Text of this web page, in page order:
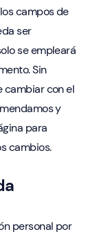
campos de
ser
se empleará
Sin
cambiar con el
y
para
cambios.
personal por